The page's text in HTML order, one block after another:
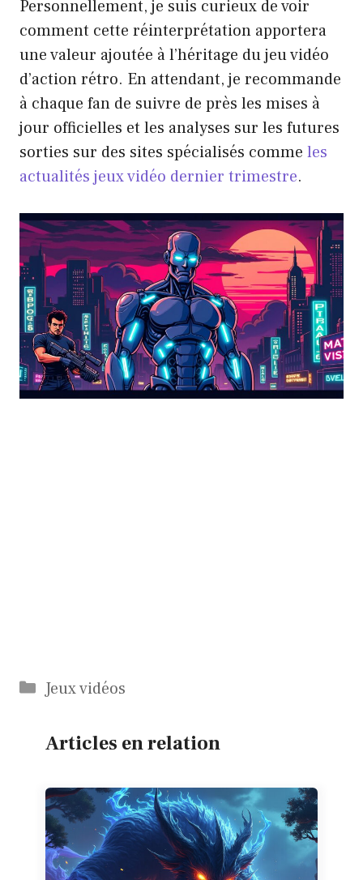
Personnellement, je suis curieux de voir
comment cette réinterprétation apportera
une valeur ajoutée à l’héritage du jeu vidéo
d’action rétro. En attendant, je recommande
à chaque fan de suivre de près les mises à
jour officielles et les analyses sur les futures
sorties sur des sites spécialisés comme les
actualités jeux vidéo dernier trimestre.
Catégories
Jeux vidéos
Articles en relation